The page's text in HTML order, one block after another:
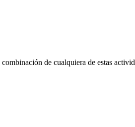
de cualquiera de estas